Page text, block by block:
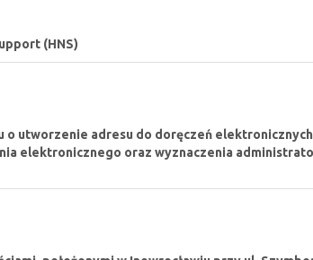
(HNS)
o utworzenie adresu do doręczeń elektronicznych
elektronicznego oraz wyznaczenia